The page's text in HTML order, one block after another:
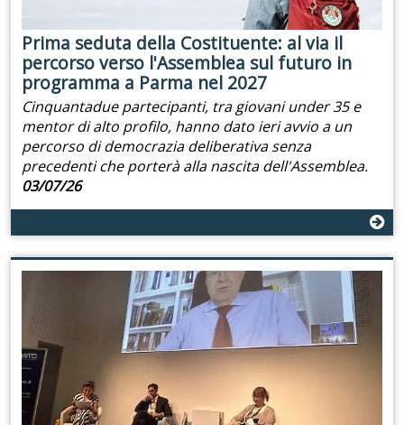
Prima seduta della Costituente: al via il
percorso verso l'Assemblea sul futuro in
programma a Parma nel 2027
Cinquantadue partecipanti, tra giovani under 35 e
mentor di alto profilo, hanno dato ieri avvio a un
percorso di democrazia deliberativa senza
precedenti che porterà alla nascita dell'Assemblea.
03/07/26